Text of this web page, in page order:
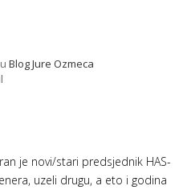
Blog Jure Ozmeca
je novi/stari predsjednik HAS-
uzeli drugu, a eto i godina